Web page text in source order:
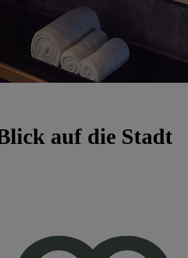
auf die Stadt